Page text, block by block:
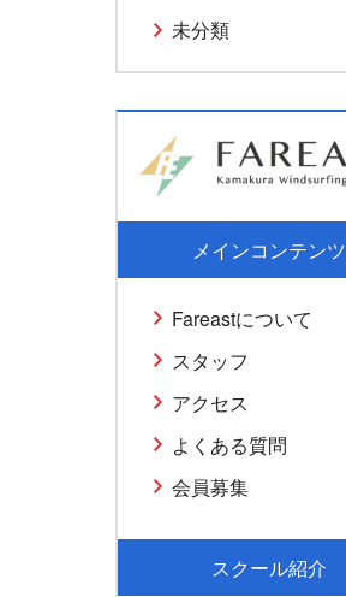
未分類
メインコンテンツ
Fareastについて
スタッフ
アクセス
よくある質問
会員募集
スクール紹介